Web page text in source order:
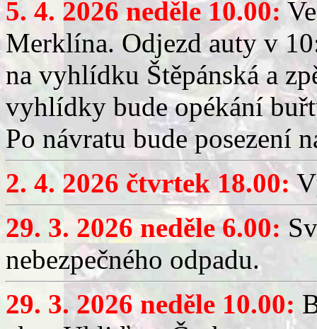
5. 4. 2026 neděle 10.00:
Merklína. Odjezd auty v
na vyhlídku Štěpánská a
vyhlídky bude opékání
Po návratu bude posezení
2. 4. 2026 čtvrtek 18.00:
29. 3. 2026 neděle 6.00:
nebezpečného odpadu.
29. 3. 2026 neděle 10.00: